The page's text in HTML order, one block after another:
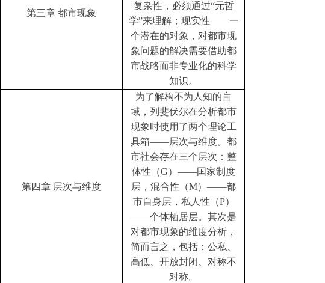
第三章 都市现象
复杂性，必须通过“元哲
学”来理解；现实性——一
个潜在的对象，对都市现
象问题的解决需要借助都
市战略而非专业化的科学
知识。
第四章 层次与维度
为了解构不为人知的盲
域，列斐伏尔在分析都市
现象时使用了两个理论工
具箱——层次与维度。都
市社会存在三个层次：整
体性（G）——国家制度
层，混合性（M）——都
市自身层，私人性（P）
——个体栖居层。其次是
对都市现象的维度分析，
简而言之，包括：公私、
高低、开放封闭、对称不
对称。